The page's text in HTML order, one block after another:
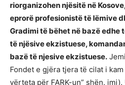
riorganizohen njësitë në
eprorë profesionistë të lëmive
Gradimi të bëhet në bazë edhe
të njësive ekzistuese,
bazë të njesive ekzistuese.
Fondet e gjëra tjera të cilat i
vërteta për FARK-un” shën.